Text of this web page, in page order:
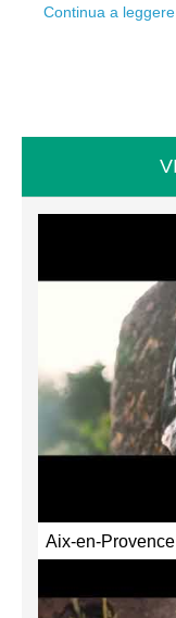
Continua a leggere
Aix-en-